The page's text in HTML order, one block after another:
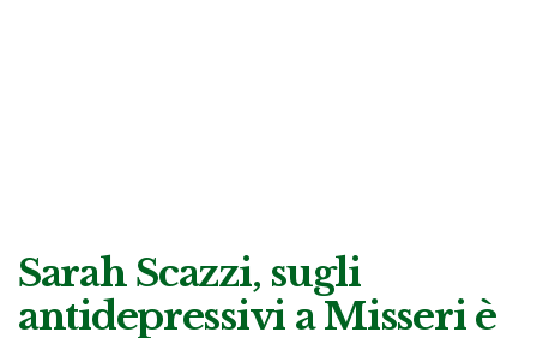
Sarah Scazzi, sugli
antidepressivi a Misseri è